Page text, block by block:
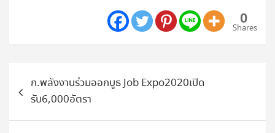
0
Shares
แนะแนว
เรื่องก.พลังงานร่วมออกบูธ Job Expo2020เปิด
รับ6,000อัตรา